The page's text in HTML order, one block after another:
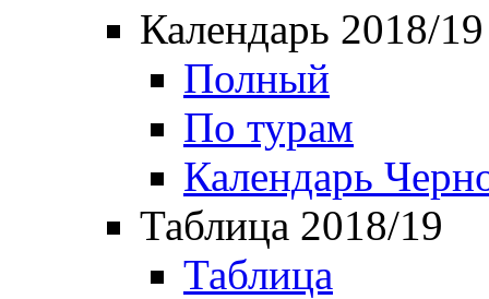
Календарь 2018/19
Полный
По турам
Календарь
Таблица 2018/19
Таблица